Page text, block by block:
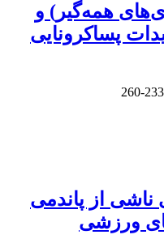
همه‌گیر) و
پساکرونایی
233-260
از پاندمی